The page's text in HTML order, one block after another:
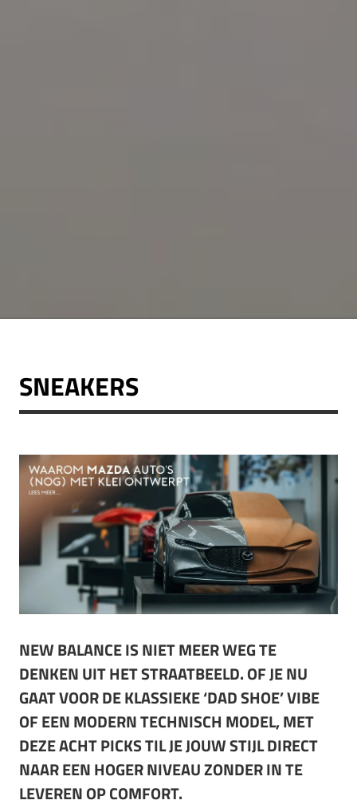
SNEAKERS
NEW BALANCE IS NIET MEER WEG TE
DENKEN UIT HET STRAATBEELD. OF JE NU
GAAT VOOR DE KLASSIEKE ‘DAD SHOE’ VIBE
OF EEN MODERN TECHNISCH MODEL, MET
DEZE ACHT PICKS TIL JE JOUW STIJL DIRECT
NAAR EEN HOGER NIVEAU ZONDER IN TE
LEVEREN OP COMFORT.